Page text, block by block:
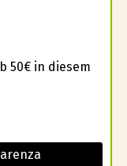
50€ in diesem